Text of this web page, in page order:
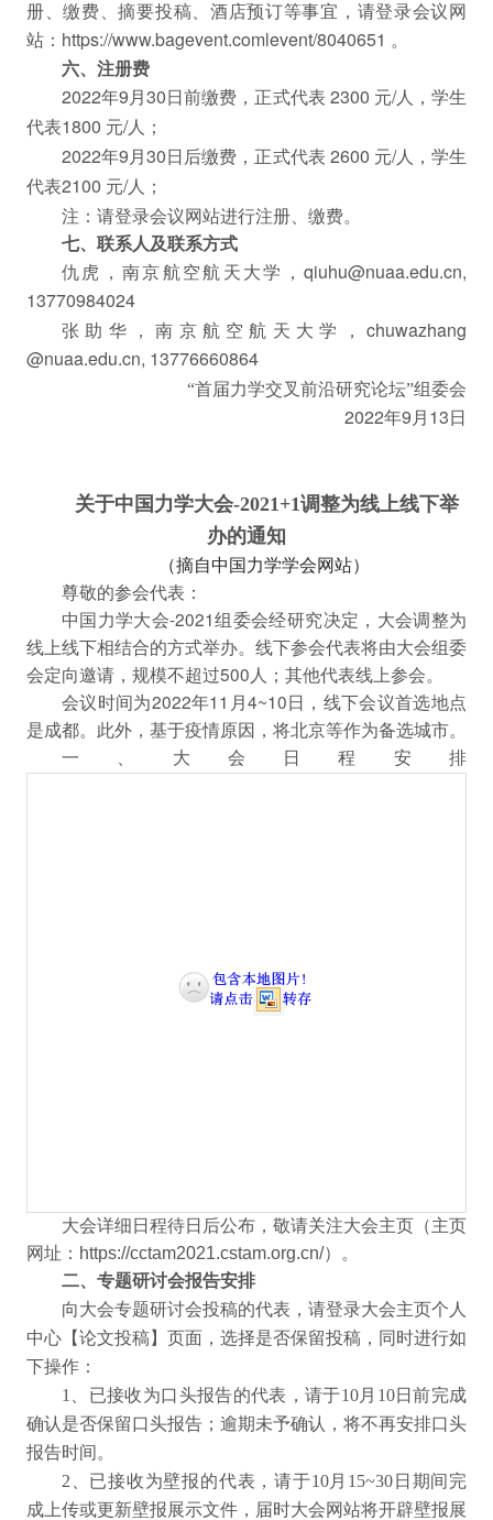
册、缴费、摘要投稿、酒店预订等事宜，请登录会议网
站： https://www.bagevent.comlevent/8040651 。
六、注册费
2022年9 月30 日前缴费，正式代表 2300 元/人，学生
代表1800 元/人；
2022年9 月30 日后缴费，正式代表 2600 元/人，学生
代表2100 元/人；
注：请登录会议网站进行注册、缴费。
七、联系人及联系方式
仇虎，南京航空航天大学，qiuhu@nuaa.edu.cn,
13770984024
张助华，南京航空航天大学，chuwazhang
@nuaa.edu.cn, 13776660864
“首届力学交叉前沿研究论坛”组委会
2022年9 月 13 日
关于中国力学大会-2021+1调整为线上线下举
办的通知
（摘自中国力学学会网站）
尊敬的参会代表：
中国力学大会-2021组委会经研究决定，大会调整为
线上线下相结合的方式举办。线下参会代表将由大会组委
会定向邀请，规模不超过500人；其他代表线上参会。
会议时间为2022年11月4~10日，线下会议首选地点
是成都。此外，基于疫情原因，将北京等作为备选城市。
一、大会日程安排
大会详细日程待日后公布，敬请关注大会主页（主页
网址： https://cctam2021.cstam.org.cn/）。
二、专题研讨会报告安排
向大会专题研讨会投稿的代表，请登录大会主页个人
中心【论文投稿】页面，选择是否保留投稿，同时进行如
下操作：
1
、已接收为口头报告的代表，请于10月10日前完成
确认是否保留口头报告；逾期未予确认，将不再安排口头
报告时间。
2 、已接收为壁报的代表，请于10月15~30日期间完
成上传或更新壁报展示文件，届时大会网站将开辟壁报展